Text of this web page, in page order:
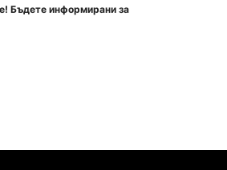
Бъдете информирани за